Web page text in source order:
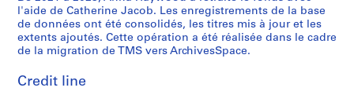
,
1
9
8
AP066.S3.D2
d
e
s
s
,
T
o
o
-
1
6
u
e
n
t
e
s
e
n
u
7
-
1
8
e
s
,
.
r
o
j
t
l'aide de Catherine Jacob. Les enregistrements de la base
de données ont été consolidés, les titres mis à jour et les
extents ajoutés. Cette opération a été réalisée dans le cadre
de la migration de TMS vers ArchivesSpace.
Credit line